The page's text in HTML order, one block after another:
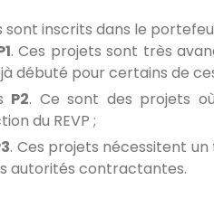
inscrits dans le
. Ces projets sont très
débuté pour certains de
P2. Ce sont des projets
du REVP ;
. Ces projets nécessitent
autorités contractantes.